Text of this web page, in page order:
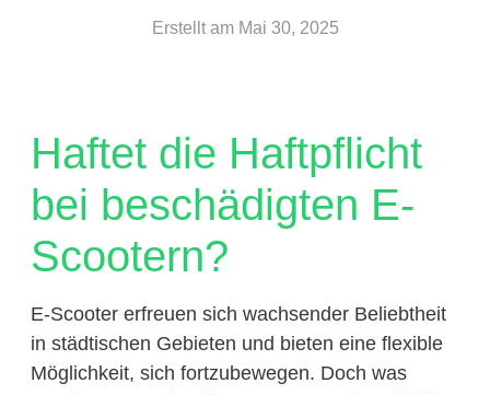
Erstellt am Mai 30, 2025
Haftet die Haftpflicht
bei beschädigten E-
Scootern?
E-Scooter erfreuen sich wachsender Beliebtheit
in städtischen Gebieten und bieten eine flexible
Möglichkeit, sich fortzubewegen. Doch was